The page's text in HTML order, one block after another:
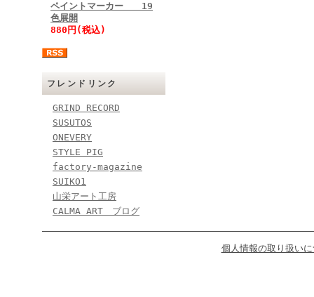
ペイントマーカー 19
色展開
880円(税込)
フレンドリンク
GRIND RECORD
SUSUTOS
ONEVERY
STYLE PIG
factory-magazine
SUIKO1
山栄アート工房
CALMA ART ブログ
個人情報の取り扱い